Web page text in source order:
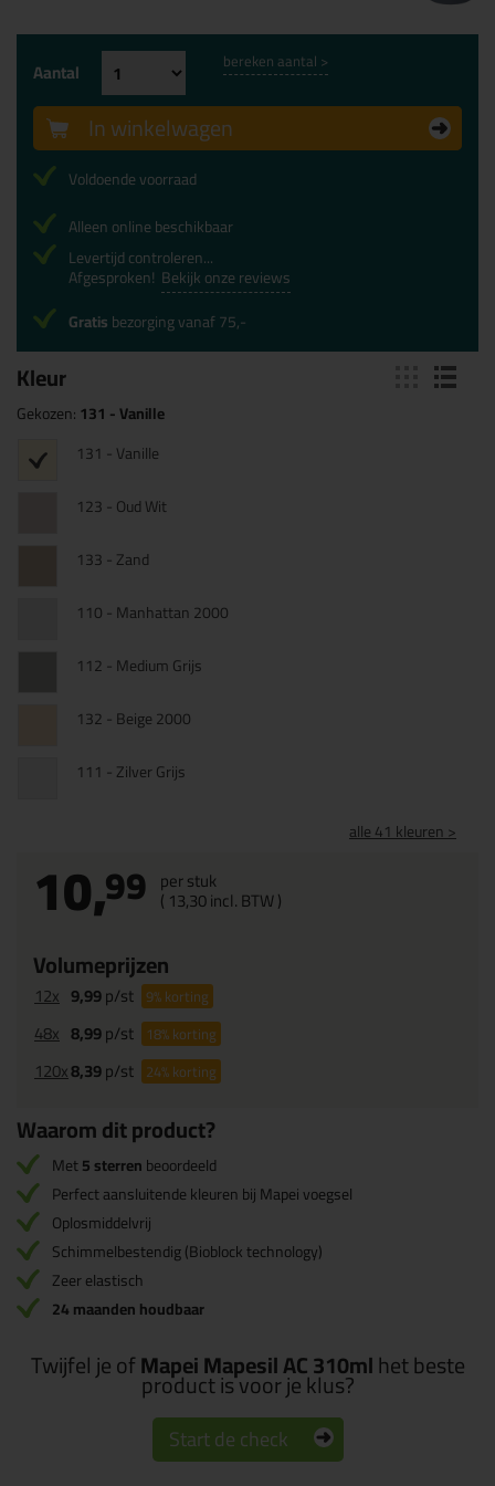
Kleur
Gekozen:131 - Vanille
131 - Vanille
123 - Oud Wit
133 - Zand
110 - Manhattan 2000
112 - Medium Grijs
132 - Beige 2000
111 - Zilver Grijs
alle 41 kleuren >
10,99 per stuk
( 13,30incl. BTW )
Volumeprijzen
12x 9,99p/st 9%korting
48x 8,99p/st 18%korting
120x8,39p/st 24%korting
Aantal bereken aantal >
In winkelwagen
Voldoende voorraad
Alleen online beschikbaar
Levertijd controleren...
Afgesproken! Bekijk onze reviews
Gratisbezorging vanaf 75,-
Waarom dit product?
Met5 sterrenbeoordeeld
Perfect aansluitende kleuren bij Mapei voegsel
Oplosmiddelvrij
Schimmelbestendig (Bioblock technology)
Zeer elastisch
24 maanden houdbaar
Twijfel je ofMapei Mapesil AC 310mlhet beste
product is voor je klus?
Start de check